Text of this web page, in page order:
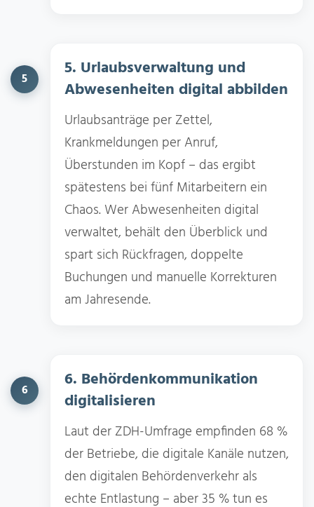
5
5. Urlaubsverwaltung und
Abwesenheiten digital abbilden
Urlaubsanträge per Zettel,
Krankmeldungen per Anruf,
Überstunden im Kopf – das ergibt
spätestens bei fünf Mitarbeitern ein
Chaos. Wer Abwesenheiten digital
verwaltet, behält den Überblick und
spart sich Rückfragen, doppelte
Buchungen und manuelle Korrekturen
am Jahresende.
6
6. Behördenkommunikation
digitalisieren
Laut der ZDH-Umfrage empfinden 68 %
der Betriebe, die digitale Kanäle nutzen,
den digitalen Behördenverkehr als
echte Entlastung – aber 35 % tun es